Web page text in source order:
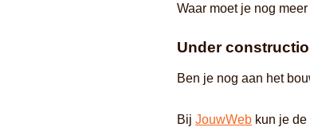
Waar moet je nog
Under
Ben je nog aan het
Bij JouwWeb kun je